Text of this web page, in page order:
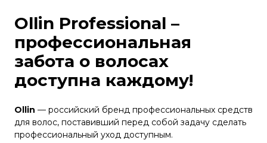
Ollin Professional –
профессиональная
забота о волосах
доступна каждому!
Ollin — российский бренд профессиональных средств
для волос, поставивший перед собой задачу сделать
профессиональный уход доступным.